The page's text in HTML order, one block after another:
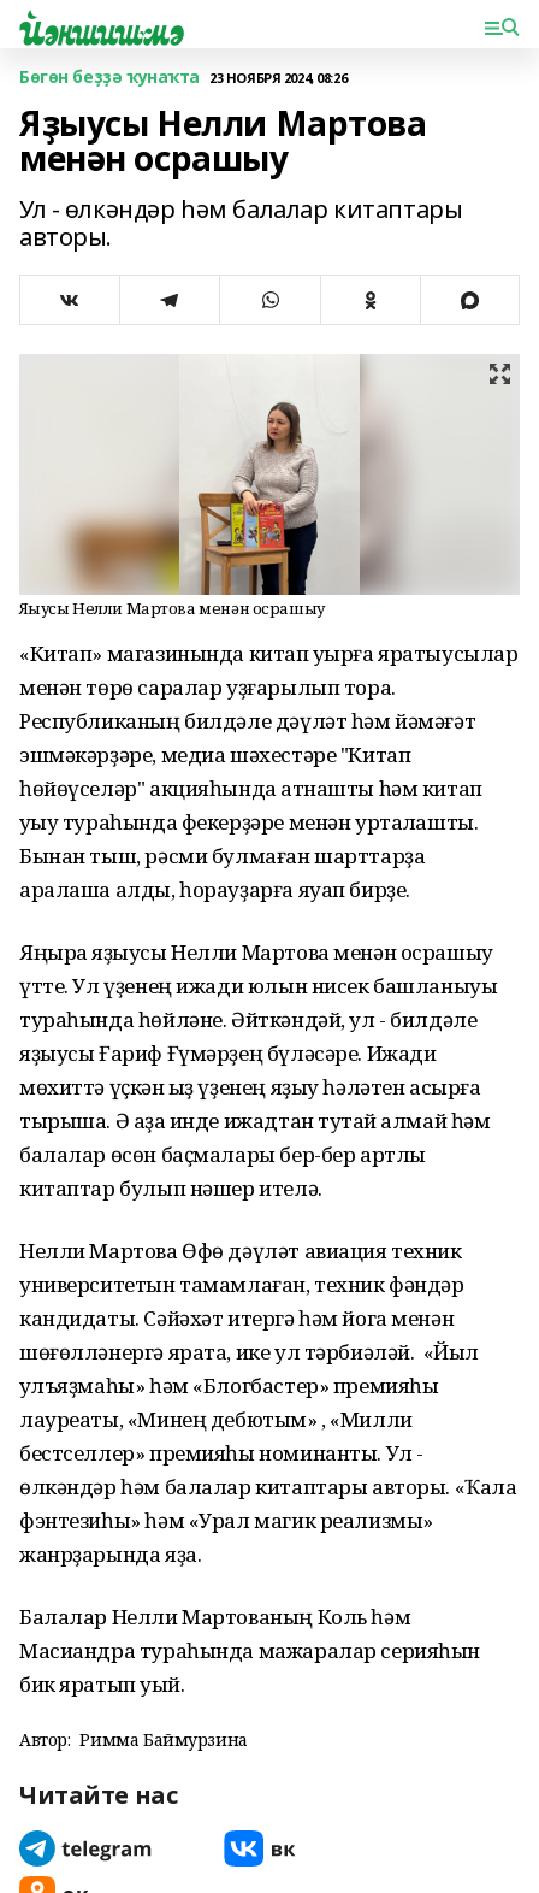
Бөгөн беҙҙә ҡунаҡта 23 НОЯБРЯ 2024, 08:26
Яҙыусы Нелли Мартова
менән осрашыу
Ул - өлкәндәр һәм балалар китаптары
авторы.
Яҙыусы Нелли Мартова менән осрашыу
«Китап» магазинында китап уҡырға яратыусылар
менән төрө саралар уҙғарылып тора.
Республиканың билдәле дәүләт һәм йәмәғәт
эшмәкәрҙәре, медиа шәхестәре "Китап
һөйөүселәр" акцияһында ҡатнашты һәм китап
уҡыу тураһында фекерҙәре менән уртаҡлашты.
Бынан тыш, рәсми булмаған шарттарҙа
аралаша алды, һорауҙарға яуап бирҙе.
Яңыраҡ яҙыусы Нелли Мартова менән осрашыу
үтте. Ул үҙенең ижади юлын нисек башланыуы
тураһында һөйләне. Әйткәндәй, ул - билдәле
яҙыусы Ғариф Ғүмәрҙең бүләсәре. Ижади
мөхиттә үҫкән ҡыҙ үҙенең яҙыу һәләтен асырға
тырыша. Ә аҙаҡ инде ижадтан туҡтай алмай һәм
балалар өсөн баҫмалары бер-бер артлы
китаптар булып нәшер ителә.
Нелли Мартова Өфө дәүләт авиация техник
университетын тамамлаған, техник фәндәр
кандидаты. Сәйәхәт итергә һәм йога менән
шөғөлләнергә ярата, ике ул тәрбиәләй. «Йыл
ҡулъяҙмаһы» һәм «Блогбастер» премияһы
лауреаты, «Минең дебютым» , «Милли
бестселлер» премияһы номинанты. Ул -
өлкәндәр һәм балалар китаптары авторы. «Ҡала
фэнтезиһы» һәм «Урал магик реализмы»
жанрҙарында яҙа.
Балалар Нелли Мартованың Коль һәм
Масиандра тураһында мажаралар серияһын
бик яратып уҡый.
Автор: Римма Баймурзина
Читайте нас